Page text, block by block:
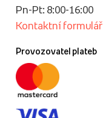
Pn-Pt: 8:00-16:00
Kontaktní formulář
Provozovatel plateb